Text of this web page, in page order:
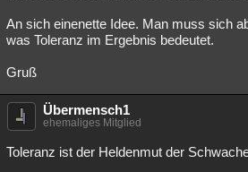
An sich einenette Idee. Man muss sich
was Toleranz im Ergebnis bedeutet.
Gruß
Übermensch1
ehemaliges Mitglied
Toleranz ist der Heldenmut der